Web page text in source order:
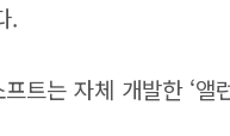
.
트는 자체 개발한 ‘